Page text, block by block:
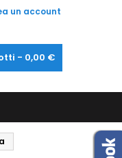
un account
- 0,00 €